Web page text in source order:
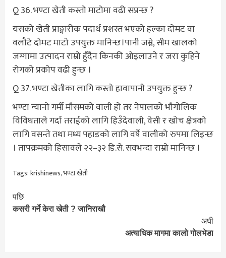
Q 36. भण्टा खेती कस्तो माटोमा वढी सप्रन्छ ?
यसको खेती प्राङ्गारीक पदार्थ प्रशस्त भएको हल्का दोमट वा
वलौटे दोमट माटो उपयुक्त मानिन्छ।पानी जम्ने, सीम खालको
जग्गामा उत्पादन राम्रो हुँदैन किनकी ओइलाउने र जरा कुहिने
रोगको प्रकोप वढी हुन्छ ।
Q 37. भण्टा खेतीका लागि कस्तो हावापानी उपयुक्त हुन्छ ?
भण्टा न्यानो गर्मी मौसमको वाली हो तर नेपालको भौगोलिक
विविधताले गर्दा तराईको लागि हिउँदेवाली, वेसी र खोच क्षेत्रको
लागि वसन्ते तथा मध्य पहाडको लागि वर्षे वालीको रुपमा लिइन्छ
। तापक्रमको हिसावले २२–३२ डि.से. सवभन्दा राम्रो मानिन्छ ।
Tags:krishinews,भण्टा खेती
Continue
Reading
पछि
कसरी गर्ने केरा खेती ? जानिराखौ
अघी
अत्याधिक मागमा कालो गोलभेडा